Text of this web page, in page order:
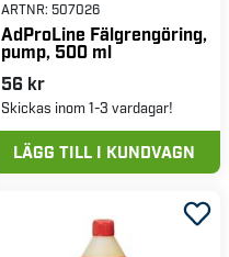
ARTNR: 507026
AdProLine Fälgrengöring,
pump, 500 ml
56 kr
Skickas inom 1-3 vardagar!
LÄGG TILL I KUNDVAGN